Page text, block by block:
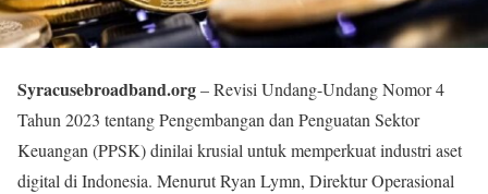
Syracusebroadband.org– Revisi Undang-Undang Nomor 4
Tahun 2023 tentang Pengembangan dan Penguatan Sektor
Keuangan (PPSK) dinilai krusial untuk memperkuat industri aset
digital di Indonesia. Menurut Ryan Lymn, Direktur Operasional